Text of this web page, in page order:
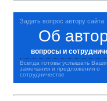
Задать вопрос автору сайта
Об
вопросы и
Всегда готовы услышать Ваши
замечания и предложения о
сотрудничестве